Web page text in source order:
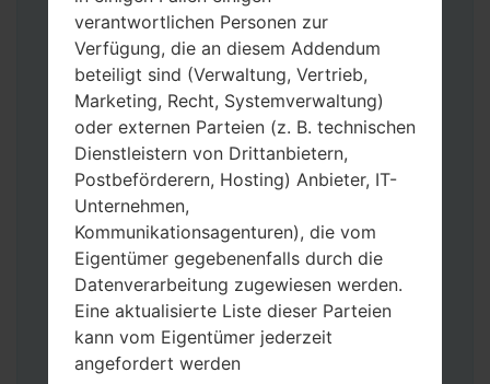
Laden Sie auf Ihren PC:
Version herunter.
Dann laden Sie die Firmware-Datei
herunter und entpacken Sie sie.
Sie brauchen 1(wählen Sie hier 1 Firmware-
Datei aus) oder 5 (wählen Sie 5 Firmware-
Dateien aus) Firmware-Dateien:
AP: „System & Recovery“
CP: „Modem & Radio“
CSC_***: „Country & Region & Operator“
HOME_CSC_***: „Country & Region &
Operator“
Fügen Sie dem Programm Odin 3 alle
Dateien hinzu.
Wenn Sie das Telefon flashen und auf die
verantwortlichen Personen zur
Verfügung, die an diesem Addendum
beteiligt sind (Verwaltung, Vertrieb,
Marketing, Recht, Systemverwaltung)
oder externen Parteien (z. B. technischen
Dienstleistern von Drittanbietern,
Postbeförderern, Hosting) Anbieter, IT-
Unternehmen,
Kommunikationsagenturen), die vom
Eigentümer gegebenenfalls durch die
Datenverarbeitung zugewiesen werden.
Eine aktualisierte Liste dieser Parteien
kann vom Eigentümer jederzeit
angefordert werden